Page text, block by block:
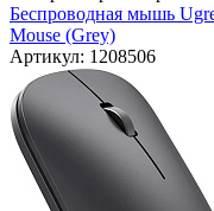
Беспроводная мышь
Mouse (Grey)
Артикул: 1208506